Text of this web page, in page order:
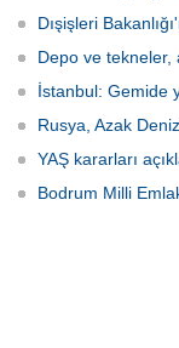
Dışişleri
Depo ve tekneler,
İstanbul: Gemide
Rusya, Azak
YAŞ kararları
Bodrum Milli